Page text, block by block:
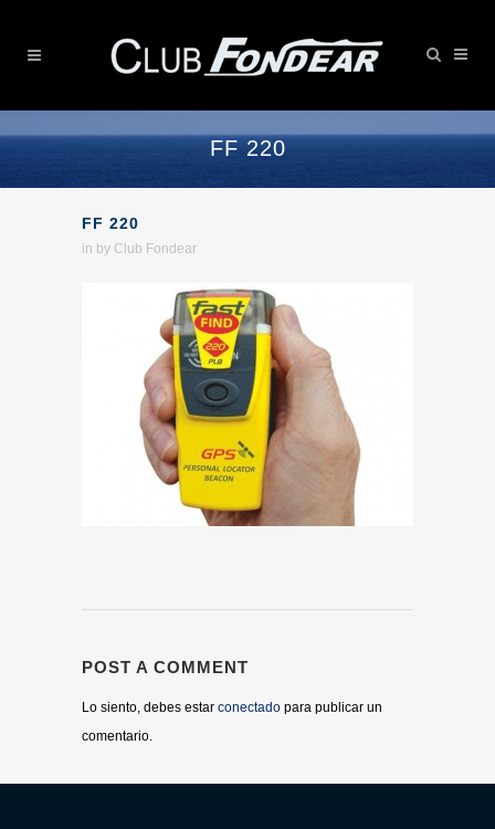
FF 220
FF 220
in by Club Fondear
POST A COMMENT
Lo siento, debes estar conectado para publicar un
comentario.